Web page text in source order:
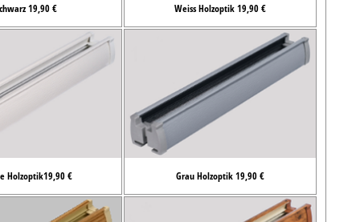
19,90 € Weiss Holzoptik 19,90 €
Holzoptik19,90 € Grau Holzoptik 19,90 €